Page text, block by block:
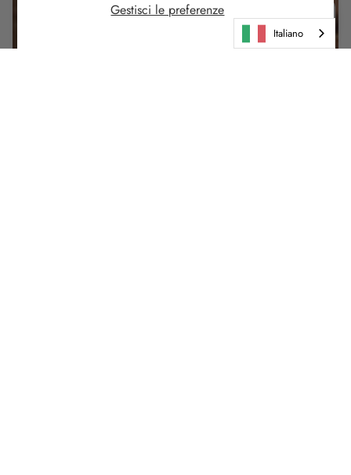
Gestisci le preferenze
Italiano